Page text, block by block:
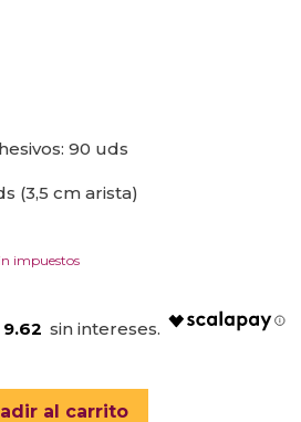
90 uds
(3,5 cm arista)
impuestos
al carrito